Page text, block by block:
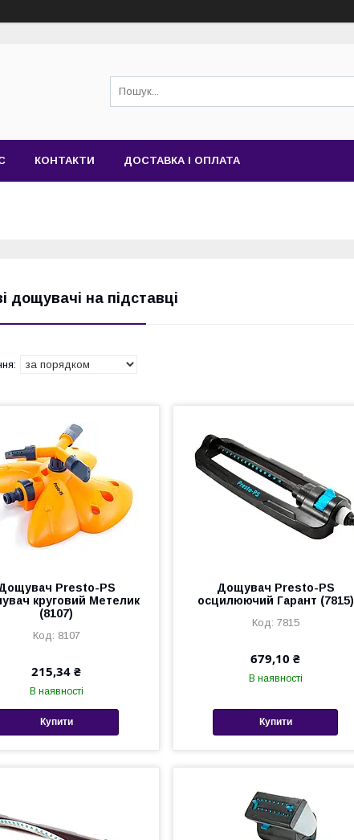
КОНТАКТИ ДОСТАВКА І ОПЛАТА
дощувачі на підставці
Presto-PS
круговий Метелик
(8107)
8107
215,34 ₴
В наявності
Купити
Дощувач Presto-PS
осцилюючий Гарант (7815)
7815
679,10 ₴
В наявності
Купити